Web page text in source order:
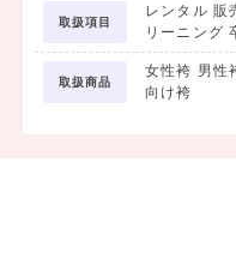
取扱項目
レンタル 販
リーニング
取扱商品
女性袴 男性
向け袴